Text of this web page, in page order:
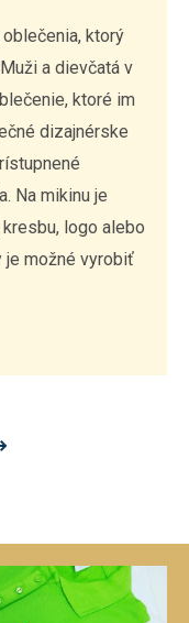
ktorý
a dievčatá v
ktoré im
dizajnérske
Na mikinu je
logo alebo
je možné vyrobiť